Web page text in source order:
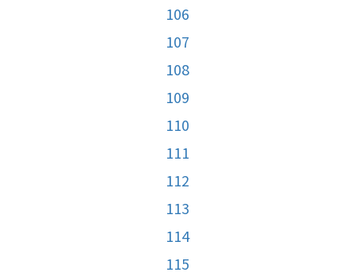
106
107
108
109
110
111
112
113
114
115